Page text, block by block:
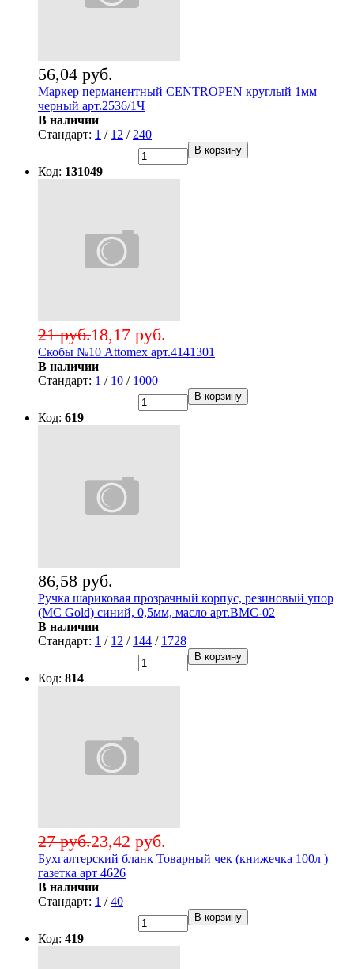
56,04 руб.
Маркер перманентный CENTROPEN круглый 1мм
черный арт.2536/1Ч
В наличии
Стандарт: 1 / 12 / 240
В корзину
Код: 131049
18,17 руб.
21 руб.
Скобы №10 Attomex арт.4141301
В наличии
Стандарт: 1 / 10 / 1000
В корзину
Код: 619
86,58 руб.
Ручка шариковая прозрачный корпус, резиновый упор
(MC Gold) синий, 0,5мм, масло арт.BMC-02
В наличии
Стандарт: 1 / 12 / 144 / 1728
В корзину
Код: 814
23,42 руб.
27 руб.
Бухгалтерский бланк Товарный чек (книжечка 100л )
газетка арт 4626
В наличии
Стандарт: 1 /40
В корзину
Код: 419